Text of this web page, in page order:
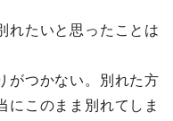
れたいと思ったことは
がつかない。別れた方
にこのまま別れてしま